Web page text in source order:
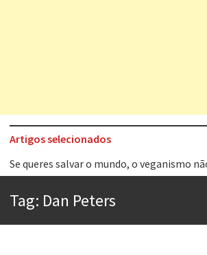
Artigos selecionados
Tem que filmar isso daí
Aprender a fracassar é o segredo do sucesso
Tag: Dan Peters